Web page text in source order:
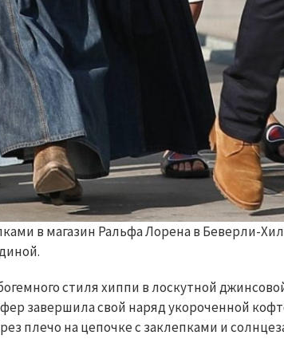
в магазин Ральфа Лорена в Беверли-
стиля хиппи в лоскутной
завершила свой наряд укороченной
плечо на цепочке с заклепками и